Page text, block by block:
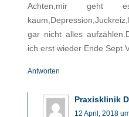
Achten,mir geht
gar nicht alles
ich erst wieder Ende
Antworten
Praxisklinik
12 April, 2018